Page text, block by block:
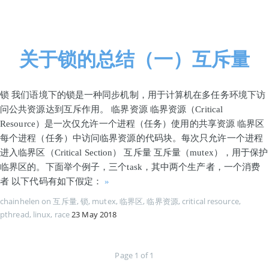
关于锁的总结（一）互斥量
锁 我们语境下的锁是一种同步机制，用于计算机在多任务环境下访
问公共资源达到互斥作用。 临界资源 临界资源（Critical
Resource）是一次仅允许一个进程（任务）使用的共享资源 临界区
每个进程（任务）中访问临界资源的代码块。每次只允许一个进程
进入临界区（Critical Section） 互斥量 互斥量（mutex），用于保护
临界区的。下面举个例子，三个task，其中两个生产者，一个消费
者 以下代码有如下假定： »
chainhelen on互斥量, 锁, mutex, 临界区,临界资源, critical resource,
pthread, linux, race23 May 2018
Page 1 of 1